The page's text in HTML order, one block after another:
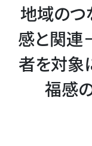
地域のつ
感と関連
者を対象
福感